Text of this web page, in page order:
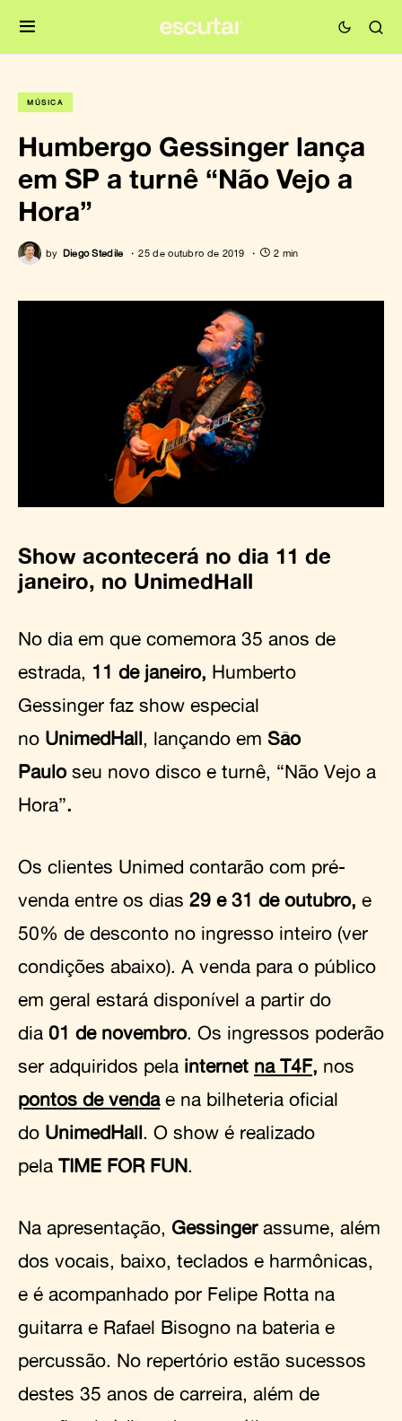
MÚSICA
Humbergo Gessinger lança
em SP a turnê “Não Vejo a
Hora”
by Diego Stedile 25 de outubro de 2019 2 min
Show acontecerá no dia 11 de
janeiro, no UnimedHall
No dia em que comemora 35 anos de
estrada, 11 de janeiro, Humberto
Gessinger faz show especial
no UnimedHall, lançando em São
Pauloseu novo disco e turnê, “Não Vejo a
Hora”.
Os clientes Unimed contarão com pré-
venda entre os dias 29 e 31 de outubro, e
50% de desconto no ingresso inteiro (ver
condições abaixo). A venda para o público
em geral estará disponível a partir do
dia 01 de novembro. Os ingressos poderão
ser adquiridos pela internet na T4F, nos
pontos de vendae na bilheteria oficial
do UnimedHall. O show é realizado
pela TIME FOR FUN.
Na apresentação, Gessingerassume, além
dos vocais, baixo, teclados e harmônicas,
e é acompanhado por Felipe Rotta na
guitarra e Rafael Bisogno na bateria e
percussão. No repertório estão sucessos
destes 35 anos de carreira, além de